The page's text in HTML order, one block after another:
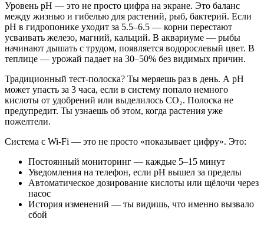
Уровень pH — это не просто цифра на экране. Это баланс
между жизнью и гибелью для растений, рыб, бактерий. Если
pH в гидропонике уходит за 5.5–6.5 — корни перестают
усваивать железо, магний, кальций. В аквариуме — рыбы
начинают дышать с трудом, появляется водорослевый цвет. В
теплице — урожай падает на 30–50% без видимых причин.
Традиционный тест-полоска? Ты меряешь раз в день. А pH
может упасть за 3 часа, если в систему попало немного
кислоты от удобрений или выделилось CO₂. Полоска не
предупредит. Ты узнаешь об этом, когда растения уже
пожелтели.
Система с Wi-Fi — это не просто «показывает цифру». Это:
Постоянный мониторинг — каждые 5–15 минут
Уведомления на телефон, если pH вышел за пределы
Автоматическое дозирование кислоты или щёлочи через
насос
История изменений — ты видишь, что именно вызвало
сбой